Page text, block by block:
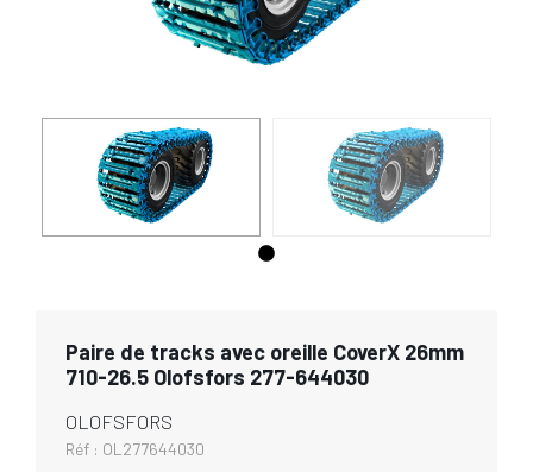
Paire de tracks avec oreille CoverX 26mm
710-26.5 Olofsfors 277-644030
OLOFSFORS
Réf : OL277644030